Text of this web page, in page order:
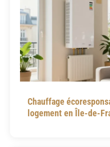
Chauffage
logement en Île-de-